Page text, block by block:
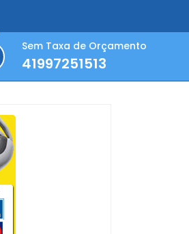
Sem Taxa de Orçamento
41997251513
41997251513